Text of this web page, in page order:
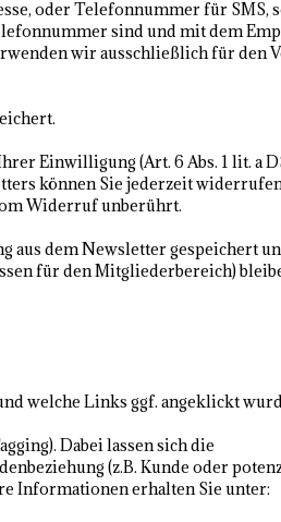
oder Telefonnummer für SMS,
sind und mit dem
wir ausschließlich für den
Einwilligung (Art. 6 Abs. 1 lit. a
können Sie jederzeit
Widerruf unberührt.
aus dem Newsletter gespeichert
für den Mitgliederbereich)
welche Links ggf. angeklickt
Dabei lassen sich die
(z.B. Kunde oder
Informationen erhalten Sie unter: